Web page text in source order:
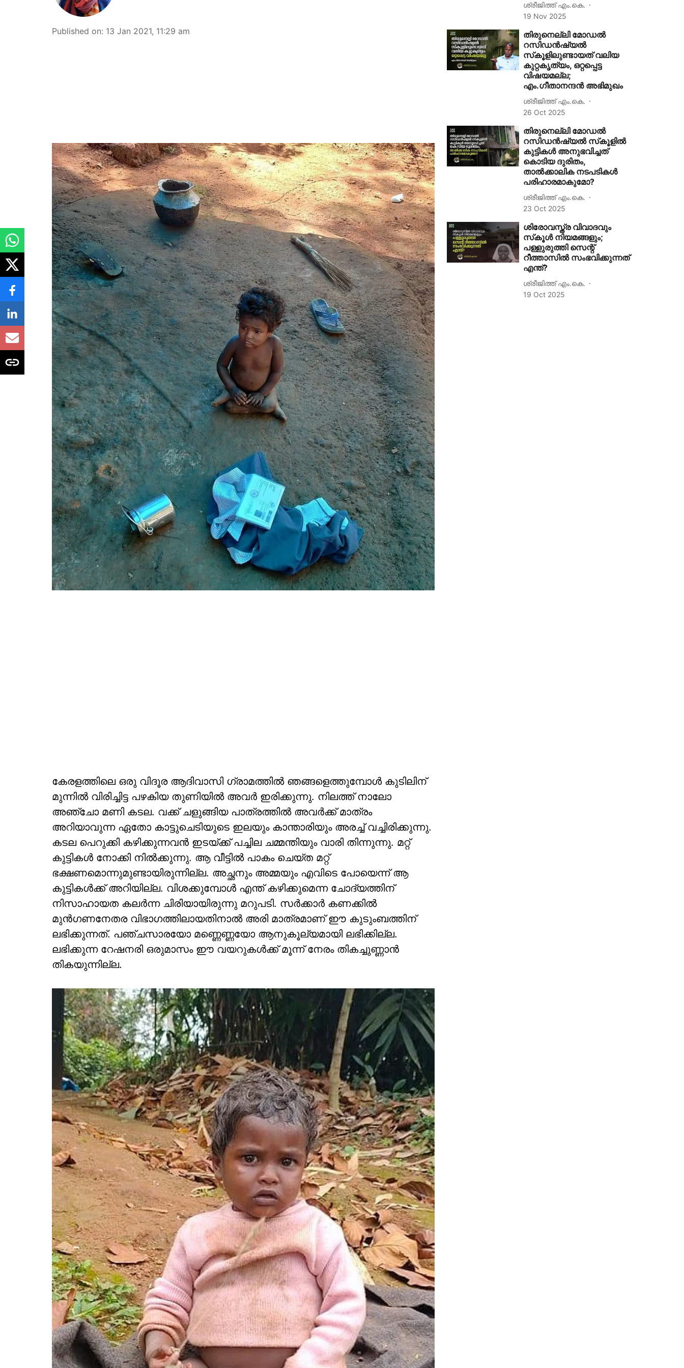
Published on: 13 Jan 2021, 11:29 am
കേരളത്തിലെ ഒരു വിദൂര ആദിവാസി ഗ്രാമത്തില്‍ ഞങ്ങളെത്തുമ്പോള്‍ കുടിലിന്
മുന്നില്‍ വിരിച്ചിട്ട പഴകിയ തുണിയില്‍ അവര്‍ ഇരിക്കുന്നു. നിലത്ത് നാലോ
അഞ്ചോ മണി കടല. വക്ക് ചളുങ്ങിയ പാത്രത്തില്‍ അവര്‍ക്ക് മാത്രം
അറിയാവുന്ന ഏതോ കാട്ടുചെടിയുടെ ഇലയും കാന്താരിയും അരച്ച് വച്ചിരിക്കുന്നു.
കടല പെറുക്കി കഴിക്കുന്നവന്‍ ഇടയ്ക്ക് പച്ചില ചമ്മന്തിയും വാരി തിന്നുന്നു. മറ്റ്
കുട്ടികള്‍ നോക്കി നില്‍ക്കുന്നു. ആ വീട്ടില്‍ പാകം ചെയ്ത മറ്റ്
ഭക്ഷണമൊന്നുമുണ്ടായിരുന്നില്ല. അച്ഛനും അമ്മയും എവിടെ പോയെന്ന് ആ
കുട്ടികള്‍ക്ക് അറിയില്ല. വിശക്കുമ്പോള്‍ എന്ത് കഴിക്കുമെന്ന ചോദ്യത്തിന്
നിസാഹായത കലര്‍ന്ന ചിരിയായിരുന്നു മറുപടി. സര്‍ക്കാര്‍ കണക്കില്‍
മുന്‍ഗണനേതര വിഭാഗത്തിലായതിനാല്‍ അരി മാത്രമാണ് ഈ കുടുംബത്തിന്
ലഭിക്കുന്നത്. പഞ്ചസാരയോ മണ്ണെണ്ണയോ ആനുകൂല്യമായി ലഭിക്കില്ല.
ലഭിക്കുന്ന റേഷനരി ഒരുമാസം ഈ വയറുകള്‍ക്ക് മൂന്ന് നേരം തികച്ചുണ്ണാന്‍
തികയുന്നില്ല.
ശ്രീജിത്ത് എം.കെ.
19 Nov 2025
തിരുനെല്ലി മോഡല്‍
റസിഡന്‍ഷ്യല്‍
സ്‌കൂളിലുണ്ടായത് വലിയ
കുറ്റകൃത്യം, ഒറ്റപ്പെട്ട
വിഷയമല്ല;
എം.ഗീതാനന്ദന്‍ അഭിമുഖം
ശ്രീജിത്ത് എം.കെ.
26 Oct 2025
തിരുനെല്ലി മോഡല്‍
റസിഡന്‍ഷ്യല്‍ സ്‌കൂളില്‍
കുട്ടികള്‍ അനുഭവിച്ചത്
കൊടിയ ദുരിതം,
താല്‍ക്കാലിക നടപടികള്‍
പരിഹാരമാകുമോ?
ശ്രീജിത്ത് എം.കെ.
23 Oct 2025
ശിരോവസ്ത്ര വിവാദവും
സ്‌കൂള്‍ നിയമങ്ങളും;
പള്ളുരുത്തി സെന്റ്
റീത്താസില്‍ സംഭവിക്കുന്നത്
എന്ത്?
ശ്രീജിത്ത് എം.കെ.
19 Oct 2025